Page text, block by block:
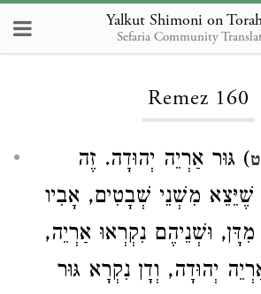
Yalkut Shimoni on
Sefaria Community
Loading...
Remez 160
) גּוּר אַרְיֵה יְהוּדָה. זֶה
שֶׁיֵּצֵא מִשְׁנֵי שְׁבָטִים, אָבִיו
וּשְׁנֵיהֶם נִקְרְאוּ אַרְיֵה,
יְהוּדָה, וְדָן נִקְרָא גּוּר